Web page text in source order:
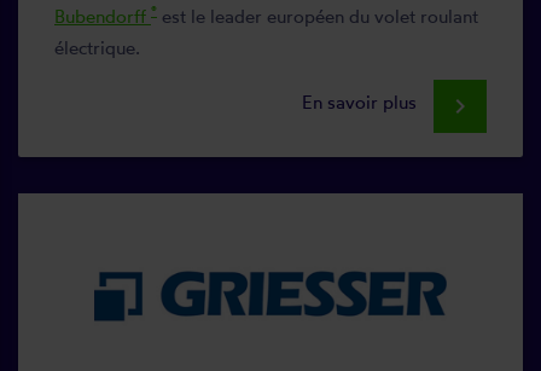
Bubendorff ® est le leader européen du volet roulant
électrique.
En savoir plus keyboard_arrow_right